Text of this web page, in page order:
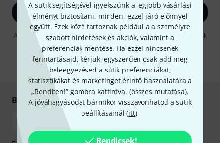
A sütik segítségével igyekszünk a legjobb vásárlási
élményt biztosítani, minden, ezzel járó előnnyel
együtt. Ezek közé tartoznak például a a személyre
szabott hirdetések és akciók, valamint a
preferenciák mentése. Ha ezzel nincsenek
fenntartásaid, kérjük, egyszerűen csak add meg
beleegyezésed a sütik preferenciákat,
statisztikákat és marketinget érintő használatára a
„Rendben!” gombra kattintva. (összes mutatása).
A jóváhagyásodat bármikor visszavonhatod a sütik
beállításainál (itt).
Rendicsek!
Bejelentkezés
A "Bejelentkezés" gombra kattintva elfogadja, hogy e-mailben küldjünk
önnek hirdetéseket. Bármikor leiratkozhat erről. A hírlevélről további
információkat azdata protection guideline-ben talál.
* Kitöltés kötelező
Biztonságos vásárlás és fizetés